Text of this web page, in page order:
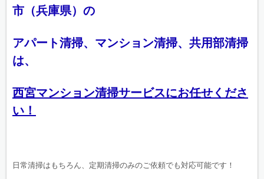
市（兵庫県）の
アパート清掃、マンション清掃、共用部清掃
は、
西宮マンション清掃サービスにお任せくださ
い！
日常清掃はもちろん、定期清掃のみのご依頼でも対応可能です！